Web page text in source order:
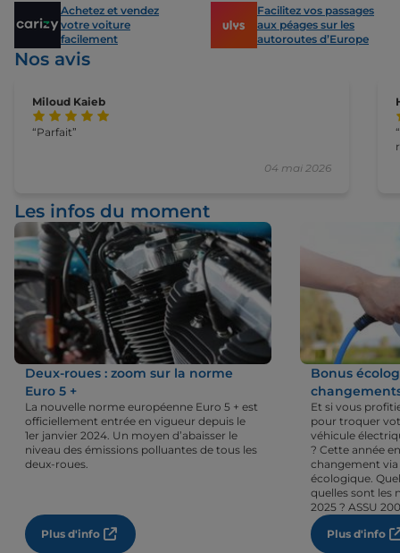
Achetez et vendez
votre voiture
facilement
Facilitez vos passages
aux péages sur les
autoroutes d’Europe
Nos avis
Miloud Kaieb
04 mai 2026
Parfait
Les infos du moment
Deux-roues : zoom sur la norme
Euro 5 +
La nouvelle norme européenne Euro 5 + est
officiellement entrée en vigueur depuis le
1er janvier 2024. Un moyen d’abaisser le
niveau des émissions polluantes de tous les
deux-roues.
Plus d'info
Bonus
Et si vous
pour troquer
véhicule
? Cette année
changement
écologique.
quelles sont les
2025 ? ASSU
Plus d'info